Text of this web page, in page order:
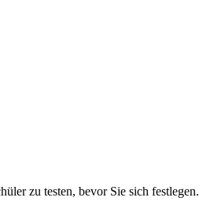
zu testen, bevor Sie sich festlegen.